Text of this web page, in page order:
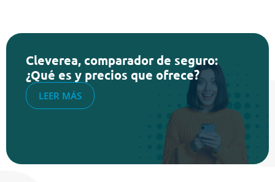
Cleverea, comparador de seguro:
¿Qué es y precios que ofrece?
LEER MÁS